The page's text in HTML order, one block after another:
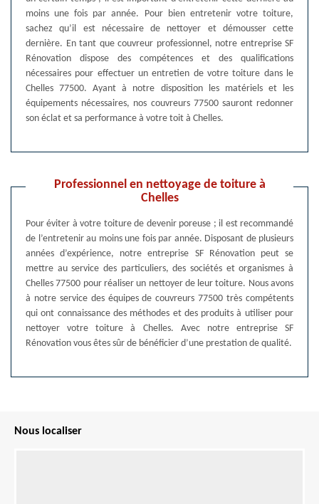
moins une fois par année. Pour bien entretenir votre toiture,
sachez qu’il est nécessaire de nettoyer et démousser cette
dernière. En tant que couvreur professionnel, notre entreprise SF
Rénovation dispose des compétences et des qualifications
nécessaires pour effectuer un entretien de votre toiture dans le
Chelles 77500. Ayant à notre disposition les matériels et les
équipements nécessaires, nos couvreurs 77500 sauront redonner
son éclat et sa performance à votre toit à Chelles.
Professionnel en nettoyage de toiture à
Chelles
Pour éviter à votre toiture de devenir poreuse ; il est recommandé
de l’entretenir au moins une fois par année. Disposant de plusieurs
années d’expérience, notre entreprise SF Rénovation peut se
mettre au service des particuliers, des sociétés et organismes à
Chelles 77500 pour réaliser un nettoyer de leur toiture. Nous avons
à notre service des équipes de couvreurs 77500 très compétents
qui ont connaissance des méthodes et des produits à utiliser pour
nettoyer votre toiture à Chelles. Avec notre entreprise SF
Rénovation vous êtes sûr de bénéficier d’une prestation de qualité.
Nous localiser